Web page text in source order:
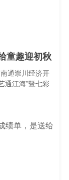
童趣迎初秋
通崇川经济开
通江海”暨七彩